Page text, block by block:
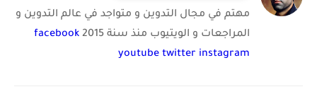
مهتم في مجال التدوين و متواجد في عالم التدوين و
المراجعات و الويتيوب منذ سنة 2015
facebook
youtube twitter instagram